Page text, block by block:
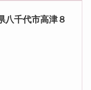
八千代市高津８